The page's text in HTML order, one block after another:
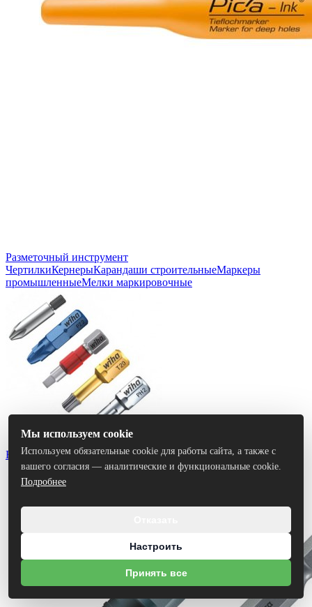
Разметочный инструмент
ЧертилкиКернерыКарандаши строительныеМаркеры
промышленныеМелки маркировочные
Биты
Мы используем cookie
Используем обязательные cookie для работы сайта, а также с
вашего согласия — аналитические и функциональные cookie.
Подробнее
Настроить
Принять все